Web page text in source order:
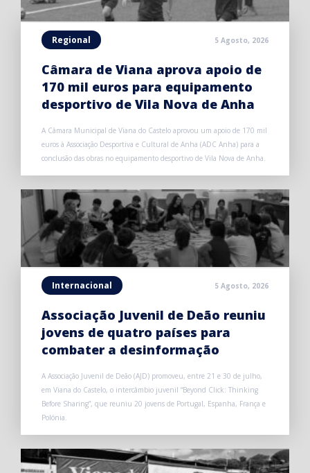
Regional 5 Agosto, 2026
Câmara de Viana aprova apoio de
170 mil euros para equipamento
desportivo de Vila Nova de Anha
A Câmara Municipal de Viana do Castelo aprovou um apoio de 170 mil
euros à Associação Desportiva e Cultural de Anha (ADC Anha) para a
conclusão das obras no equipamento desportivo de Vila Nova de Anha.
Internacional 5 Agosto, 2026
Associação Juvenil de Deão reuniu
jovens de quatro países para
combater a desinformação
A Associação Juvenil de Deão (AJD) promoveu, entre 21 e 30 de julho,
em Viana do Castelo, o intercâmbio juvenil “Beyond Click: Thinking
Before Sharing”, que reuniu 20 jovens de Portugal, Espanha, França e
Polónia.